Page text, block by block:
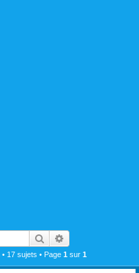
Rechercher
• 17 sujets • Page 1 sur 1